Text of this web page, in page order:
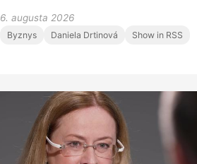
gumovými medvídky. Pak za námi přišla
česká policie, jestli to nedokážeme se
bude naše první mise,“ říká CEO a
spoluzakladatelka start-upu Lightly
Monika Štěpánová. „Jako další krok
dávají smysl farma-trhy, dostala jsem
informaci, že v Číně se 50 % léčiv na
6. augusta 2026
Byznys Daniela Drtinová Show in RSS